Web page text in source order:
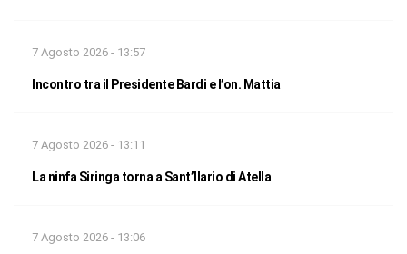
7 Agosto 2026 - 13:57
Incontro tra il Presidente Bardi e l’on. Mattia
7 Agosto 2026 - 13:11
La ninfa Siringa torna a Sant’Ilario di Atella
7 Agosto 2026 - 13:06